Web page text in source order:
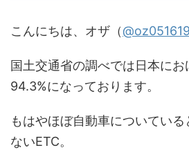
こんにちは、オザ（@oz051619
国土交通省の調べでは日本に
94.3%になっております。
もはやほぼ自動車についてい
ないETC。